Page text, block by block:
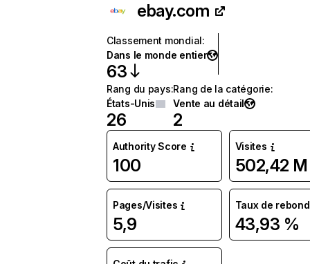
ebay.com
Classement mondial:
Dans le monde entier
63
Rang du pays:
États-Unis
26
Rang de la catégorie:
Vente au détail
2
Authority Score
100
Visites
502,42 M
Pages/Visites
5,9
Taux de rebond
43,93 %